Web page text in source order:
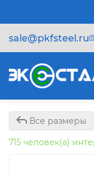
sale@pkfsteel.ru
Все размеры
715 человек(а)